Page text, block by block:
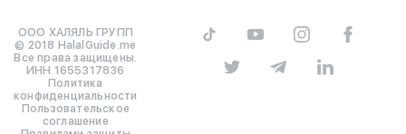
ООО ХАЛЯЛЬ ГРУПП
© 2018 HalalGuide.me
Все права защищены.
ИНН 1655317836
Политика
конфиденциальности
Пользовательское
соглашение